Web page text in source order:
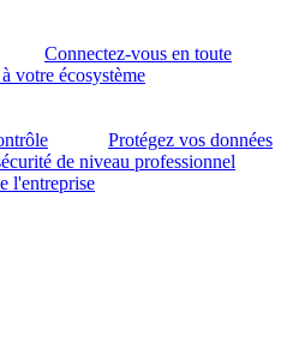
Connectez-vous en toute
votre écosystème
Protégez vos données
de niveau professionnel
l'entreprise